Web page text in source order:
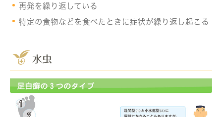
再発を繰り返している
特定の食物などを食べたときに症状が繰り返し起こる
水虫